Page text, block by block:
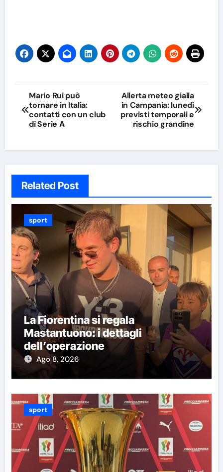
Navigazione
articoli
Mario Rui può
tornare in Italia:
contatti con un club
di Serie A
Allerta meteo gialla
in Campania: lunedì
previsti temporali e
rischio grandine
Related Post
sport
La Fiorentina si regala
Mastantuono: i dettagli
dell’operazione
Ago 8, 2026
sport